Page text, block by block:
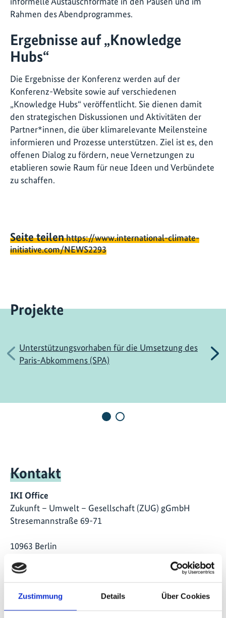
Zustimmung Details Über Cookies
Rahmen des Abendprogrammes.
Ergebnisse auf „Knowledge
Hubs“
Die Ergebnisse der Konferenz werden auf der
Konferenz-Website sowie auf verschiedenen
„Knowledge Hubs“ veröffentlicht. Sie dienen damit
den strategischen Diskussionen und Aktivitäten der
Partner*innen, die über klimarelevante Meilensteine
informieren und Prozesse unterstützen. Ziel ist es, den
offenen Dialog zu fördern, neue Vernetzungen zu
etablieren sowie Raum für neue Ideen und Verbündete
zu schaffen.
Seite teilenhttps://www.international-climate-
initiative.com/NEWS2293
Projekte
Vorherige
Unterstützungsvorhaben für die Umsetzung des
Paris-Abkommens (SPA)
Kontakt
IKI Office
Zukunft – Umwelt – Gesellschaft (ZUG) gGmbH
Stresemannstraße 69-71
10963 Berlin
Kontaktformular